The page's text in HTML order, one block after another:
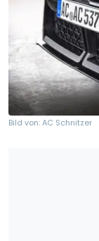
Bild von: AC Schnitzer